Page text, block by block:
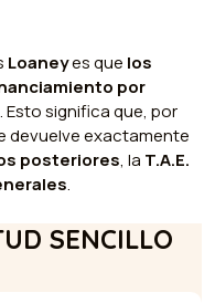
Loaneyes que los
por
. Esto significa que, por
devuelve exactamente
posteriores, la T.A.E.
.
SENCILLO